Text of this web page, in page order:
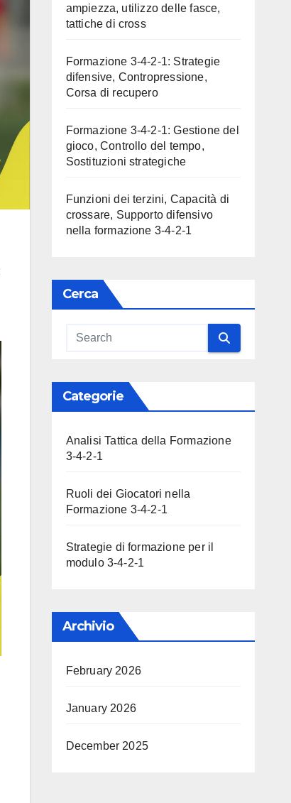
ampiezza, utilizzo delle fasce,
tattiche di cross
Formazione 3-4-2-1: Strategie
difensive, Contropressione,
Corsa di recupero
Formazione 3-4-2-1: Gestione del
gioco, Controllo del tempo,
Sostituzioni strategiche
Funzioni dei terzini, Capacità di
crossare, Supporto difensivo
nella formazione 3-4-2-1
Cerca
Categorie
Analisi Tattica della Formazione
3-4-2-1
Ruoli dei Giocatori nella
Formazione 3-4-2-1
Strategie di formazione per il
modulo 3-4-2-1
Archivio
February 2026
January 2026
December 2025